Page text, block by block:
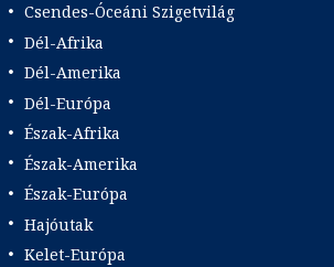
Csendes-Óceáni Szigetvilág
Dél-Afrika
Dél-Amerika
Dél-Európa
Észak-Afrika
Észak-Amerika
Észak-Európa
Hajóutak
Kelet-Európa